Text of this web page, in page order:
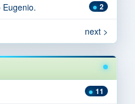
2
next >
11